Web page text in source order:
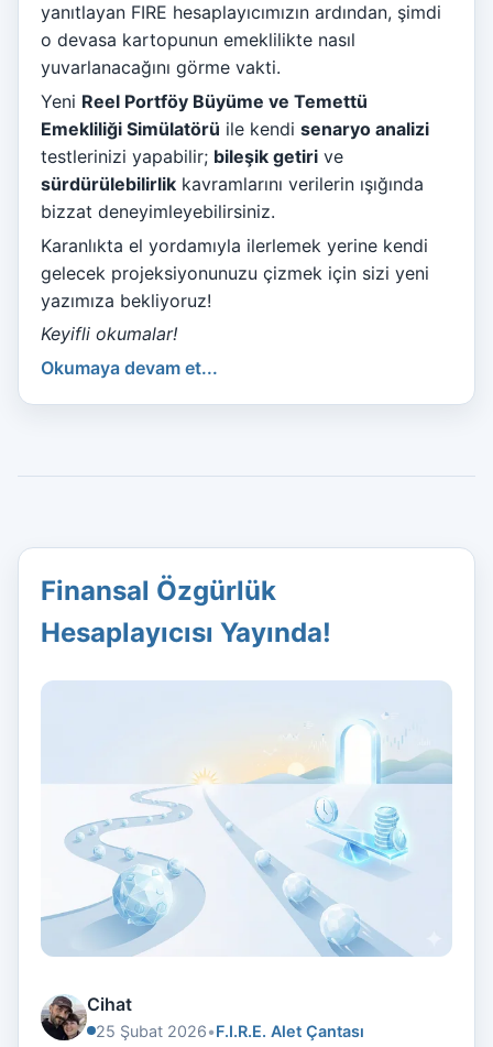
yanıtlayan FIRE hesaplayıcımızın ardından, şimdi
o devasa kartopunun emeklilikte nasıl
yuvarlanacağını görme vakti.
Yeni Reel Portföy Büyüme ve Temettü
Emekliliği Simülatörü ile kendi senaryo analizi
testlerinizi yapabilir; bileşik getiri ve
sürdürülebilirlik kavramlarını verilerin ışığında
bizzat deneyimleyebilirsiniz.
Karanlıkta el yordamıyla ilerlemek yerine kendi
gelecek projeksiyonunuzu çizmek için sizi yeni
yazımıza bekliyoruz!
Keyifli okumalar!
Okumaya devam et...
Finansal Özgürlük
Hesaplayıcısı Yayında!
Cihat
25 Şubat 2026•F.I.R.E. Alet Çantası